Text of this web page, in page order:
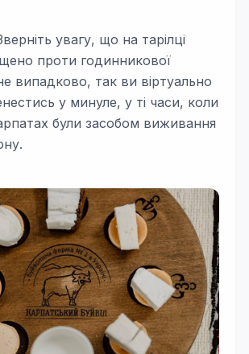
увагу, що на тарілці
проти годинникової
випадково, так ви віртуально
у минуле, у ті часи, коли
були засобом виживання